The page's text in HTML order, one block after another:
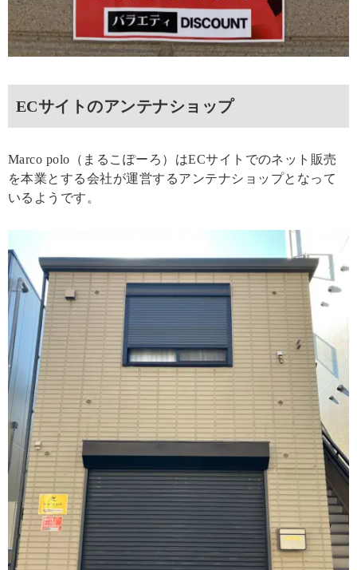
ECサイトのアンテナショップ
Marco polo（まるこぽーろ）はECサイトでのネット販売
を本業とする会社が運営するアンテナショップとなって
いるようです。